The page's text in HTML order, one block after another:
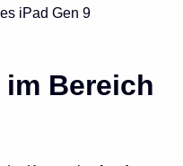
iPad Gen 9
Bereich